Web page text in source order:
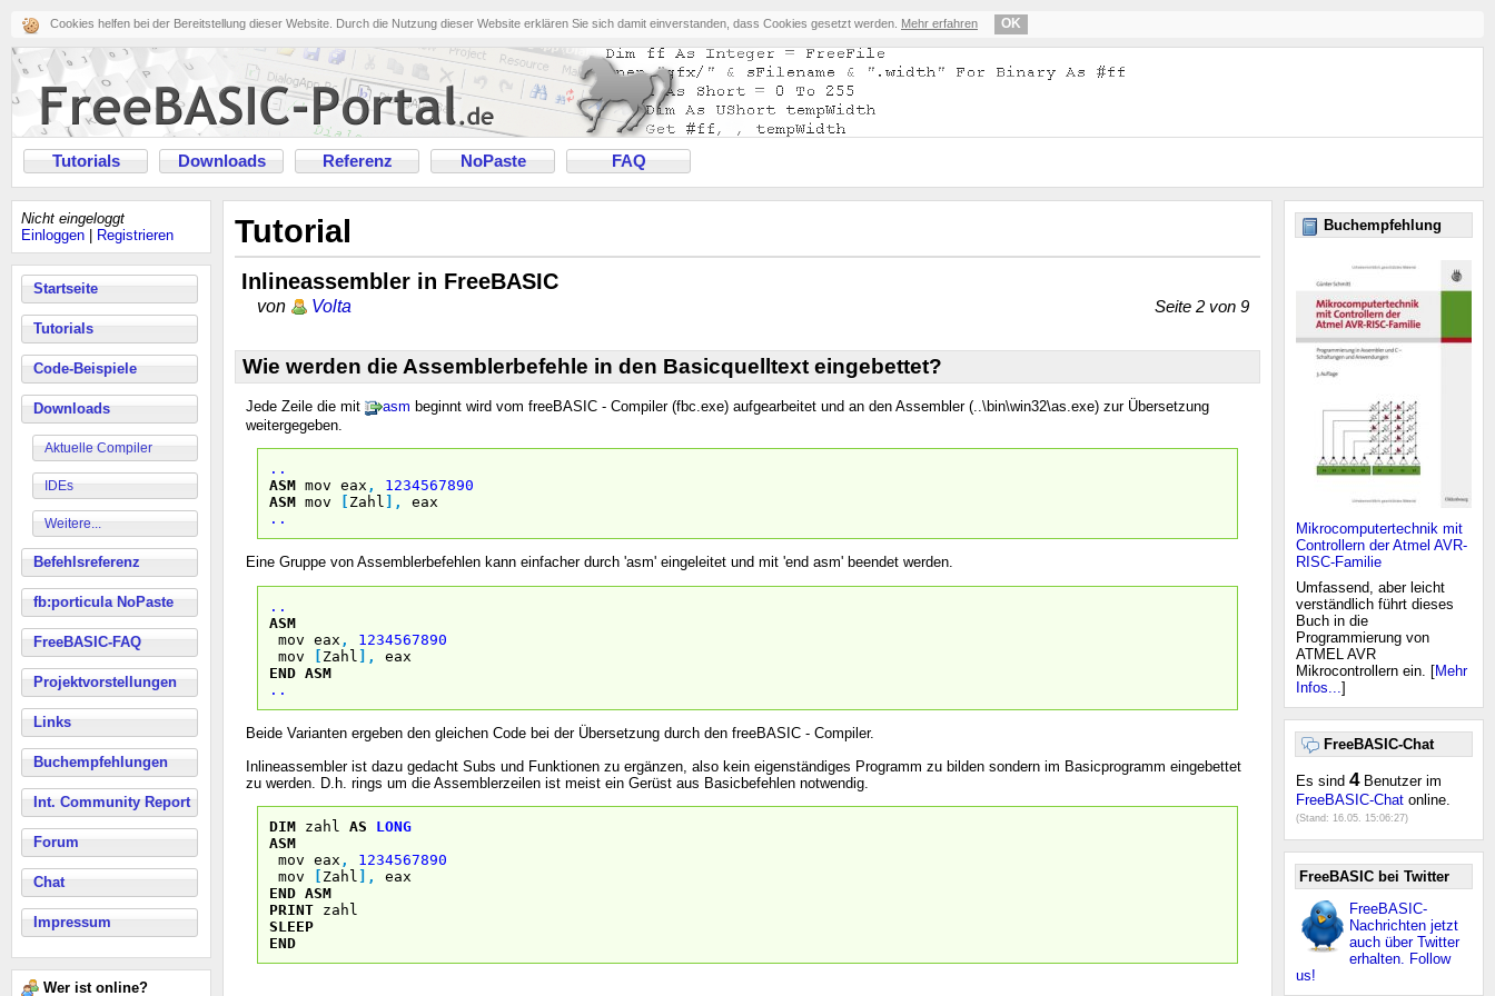
Cookies helfen bei der Bereitstellung dieser Website. Durch die Nutzung dieser Website erklären Sie sich damit einverstanden, dass Cookies gesetzt werden. Mehr erfahren OK
Tutorials Downloads Referenz NoPaste FAQ
Nicht eingeloggt
Einloggen
Registrieren
Startseite
Tutorials
Code-Beispiele
Downloads
Aktuelle Compiler
IDEs
Weitere...
Befehlsreferenz
fb:porticula NoPaste
FreeBASIC-FAQ
Projektvorstellungen
Links
Buchempfehlungen
Int. Community Report
Forum
Chat
Impressum
Wer ist online?
Buchempfehlung
Mikrocomputertechnik mit
Controllern der Atmel AVR-
RISC-Familie
Umfassend, aber leicht
verständlich führt dieses
Buch in die
Programmierung von
ATMEL AVR
Mikrocontrollern ein. [Mehr
Infos...]
FreeBASIC-Chat
Es sind 4Benutzer im
FreeBASIC-Chat online.
(Stand: 16.05. 15:06:27)
FreeBASIC bei Twitter
FreeBASIC-
Nachrichten jetzt
auch über Twitter
erhalten. Follow
us!
Tutorial
Inlineassembler in FreeBASIC
von Volta Seite 2 von 9
Wie werden die Assemblerbefehle in den Basicquelltext eingebettet?
Jede Zeile die mit asm beginnt wird vom freeBASIC - Compiler (fbc.exe) aufgearbeitet und an den Assembler (..\bin\win32\as.exe) zur Übersetzung
weitergegeben.
. .
ASM mov eax ,
1234567890
ASM mov Zahl ,
eax
..
Eine Gruppe von Assemblerbefehlen kann einfacher durch 'asm' eingeleitet und mit 'end asm' beendet werden.
. .
ASM
mov eax ,
1234567890
mov
Zahl ,
eax
END ASM
..
Beide Varianten ergeben den gleichen Code bei der Übersetzung durch den freeBASIC - Compiler.
Inlineassembler ist dazu gedacht Subs und Funktionen zu ergänzen, also kein eigenständiges Programm zu bilden sondern im Basicprogramm eingebettet
zu werden. D.h. rings um die Assemblerzeilen ist meist ein Gerüst aus Basicbefehlen notwendig.
DIM zahl AS
LONG
ASM
mov eax ,
1234567890
mov
Zahl ,
eax
END ASM
PRINT zahl
SLEEP
END